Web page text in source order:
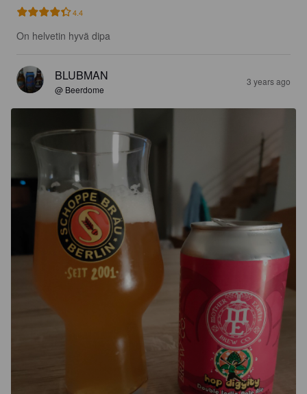
4.4
On helvetin hyvä dipa
BLUBMAN
@ Beerdome
3 years ago